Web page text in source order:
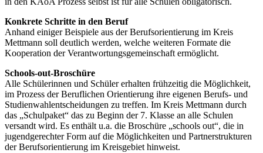
Konkrete Schritte in den Beruf
Anhand einiger Beispiele aus der Berufsorientierung im Kreis
Mettmann soll deutlich werden, welche weiteren Formate die
Kooperation der Verantwortungsgemeinschaft ermöglicht.
Schools-out-Broschüre
Alle Schülerinnen und Schüler erhalten frühzeitig die Möglichkeit,
im Prozess der Beruflichen Orientierung ihre eigenen Berufs- und
Studienwahlentscheidungen zu treffen. Im Kreis Mettmann durch
das „Schulpaket“ das zu Beginn der 7. Klasse an alle Schulen
versandt wird. Es enthält u.a. die Broschüre „schools out“, die in
jugendgerechter Form auf die Möglichkeiten und Partnerstrukturen
der Berufsorientierung im Kreisgebiet hinweist.